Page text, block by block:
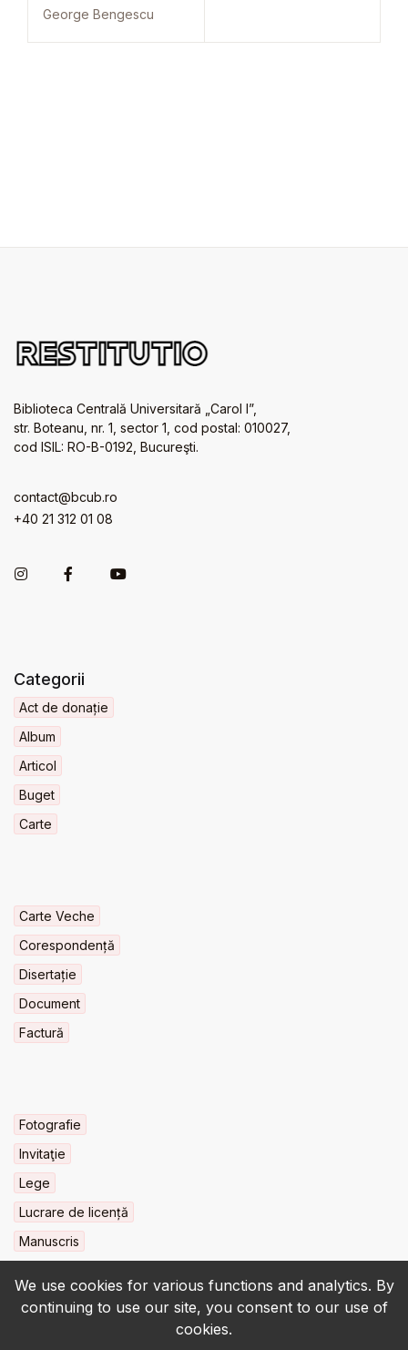
We use cookies for various functions and analytics. By
continuing to use our site, you consent to our use of
cookies.
George Bengescu
Biblioteca Centrală Universitară „Carol I”,
str. Boteanu, nr. 1, sector 1, cod postal: 010027,
cod ISIL: RO-B-0192, Bucureşti.
contact@bcub.ro
+40 21 312 01 08
Categorii
Act de donație
Album
Articol
Buget
Carte
Carte Veche
Corespondență
Disertație
Document
Factură
Fotografie
Invitaţie
Lege
Lucrare de licență
Manuscris